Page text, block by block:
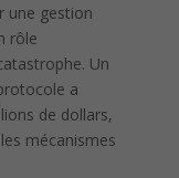
une gestion
rôle
Un
a
de dollars,
mécanismes